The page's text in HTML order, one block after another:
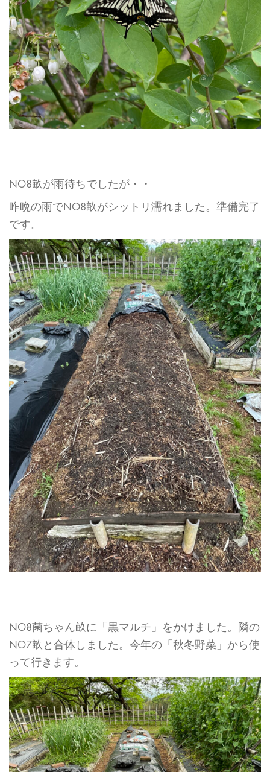
NO8畝が雨待ちでしたが・・
昨晩の雨でNO8畝がシットリ濡れました。準備完了
です。
NO8菌ちゃん畝に「黒マルチ」をかけました。隣の
NO7畝と合体しました。今年の「秋冬野菜」から使
って行きます。